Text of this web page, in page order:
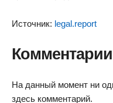
Источник: legal.report
На данный момент ни
здесь комментарий.